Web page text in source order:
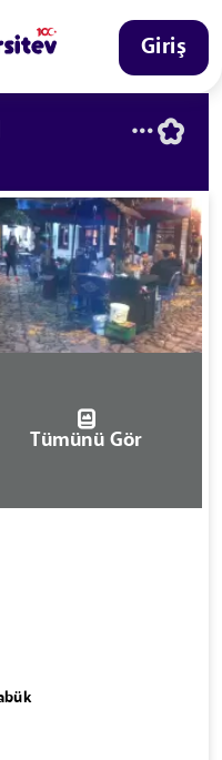
Giriş
Tümünü Gör